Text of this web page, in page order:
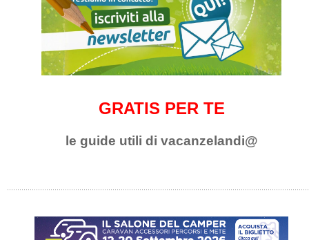
GRATIS PER TE
le guide utili di vacanzelandi@